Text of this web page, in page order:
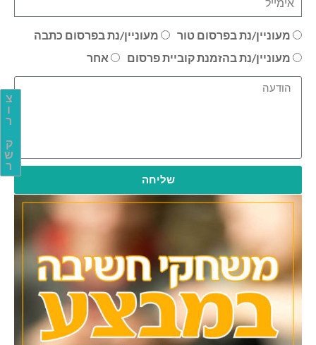
צ
ו
ר
ק
ש
ר
מעוניין/נת בפרסום טור
מעוניין/נת בפרסום כתבה
מעוניין/נת בהזמנת קוביית פרסום
אחר
שליחה